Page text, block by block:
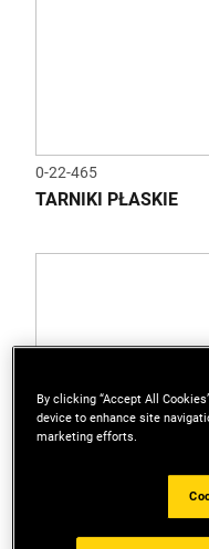
0-22-465
TARNIKI PŁASKIE
By clicking “Accept All
device to enhance site
marketing efforts.